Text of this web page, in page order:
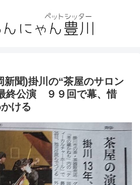
新聞)掛川の“茶屋のサロン
終公演 ９９回で幕、惜
ける